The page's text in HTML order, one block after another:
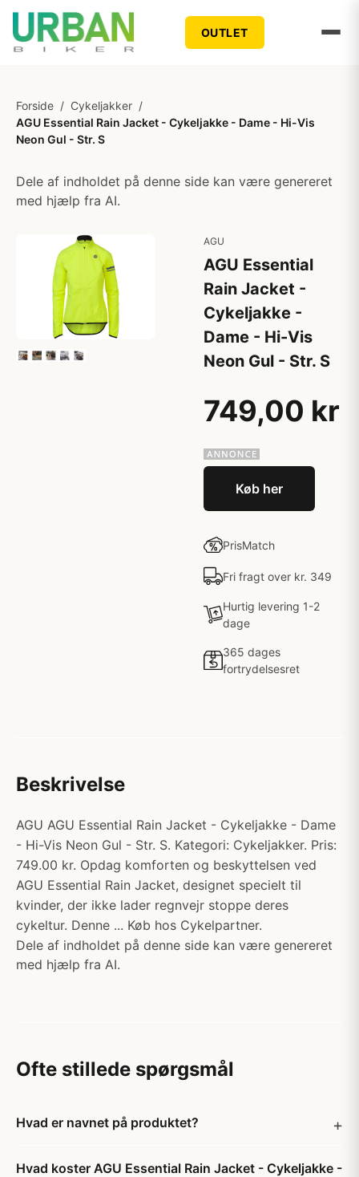
OUTLET
Forside / Cykeljakker /
AGU Essential Rain Jacket - Cykeljakke - Dame - Hi-Vis
Neon Gul - Str. S
Dele af indholdet på denne side kan være genereret
med hjælp fra AI.
AGU
AGU Essential
Rain Jacket -
Cykeljakke -
Dame - Hi-Vis
Neon Gul - Str. S
749,00 kr
Køb her
PrisMatch
Fri fragt over kr. 349
Hurtig levering 1-2
dage
365 dages
fortrydelsesret
Beskrivelse
AGU AGU Essential Rain Jacket - Cykeljakke - Dame
- Hi-Vis Neon Gul - Str. S. Kategori: Cykeljakker. Pris:
749.00 kr. Opdag komforten og beskyttelsen ved
AGU Essential Rain Jacket, designet specielt til
kvinder, der ikke lader regnvejr stoppe deres
cykeltur. Denne ... Køb hos Cykelpartner.
Dele af indholdet på denne side kan være genereret
med hjælp fra AI.
Ofte stillede spørgsmål
Hvad er navnet på produktet?
Hvad koster AGU Essential Rain Jacket - Cykeljakke -